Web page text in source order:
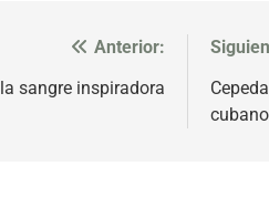
Anterior:
sangre inspiradora
cubano